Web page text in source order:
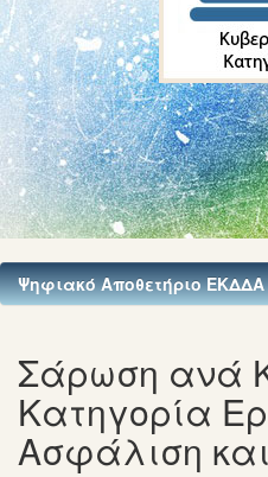
Ψηφιακό Αποθετήριο ΕΚΔΔΑ
Σάρωση ανά
Κατηγορία
Ασφάλιση